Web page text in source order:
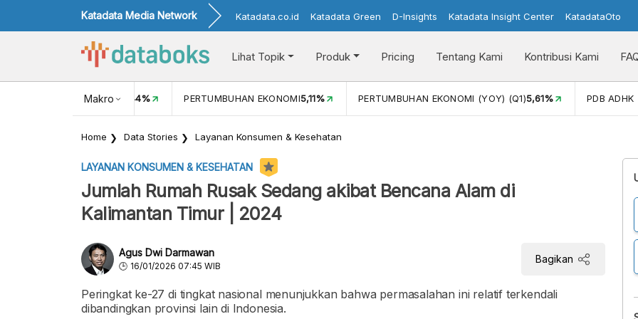
Katadata Media Network Katadata.co.id Katadata Green D-Insights Katadata Insight Center KatadataOto
Lihat Topik Produk Pricing Tentang Kami Kontribusi Kami
Makro
INFLASI MOM (JUN) 0,44% PERTUMBUHAN EKONOMI5,11% PERTUMBUHAN EKONOMI (YOY) (Q1)5,61% PDB ADHK
Home Data Stories Layanan Konsumen & Kesehatan
LAYANAN KONSUMEN & KESEHATAN
Jumlah Rumah Rusak Sedang akibat Bencana Alam di
Kalimantan Timur | 2024
Agus Dwi Darmawan
16/01/2026 07:45 WIB
Bagikan
Peringkat ke-27 di tingkat nasional menunjukkan bahwa permasalahan ini relatif terkendali
dibandingkan provinsi lain di Indonesia.